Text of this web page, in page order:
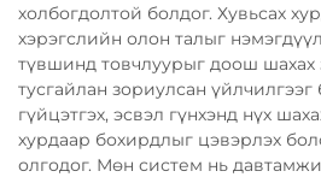
холбогдолтой болдог. Хувьсах
хэрэгслийн олон талыг
түвшинд товчлуурыг доош шахах
тусгайлан зориулсан үйлчилгээг
гүйцэтгэх, эсвэл гүнхэнд нүх
хурдаар бохирдлыг цэвэрлэх
олгодог. Мөн систем нь